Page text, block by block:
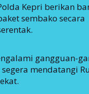
Kepri berikan
sembako secara
gangguan-
mendatangi